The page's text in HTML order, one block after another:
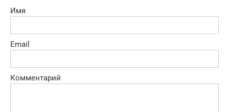
Имя
Email
Комментарий